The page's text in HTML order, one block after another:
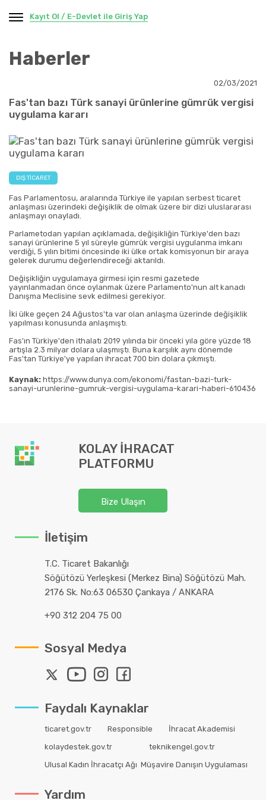
Kayıt Ol / E-Devlet ile Giriş Yap
Haberler
02/03/2021
Fas'tan bazı Türk sanayi ürünlerine gümrük vergisi
uygulama kararı
DIŞ TICARET
Fas Parlamentosu, aralarında Türkiye ile yapılan serbest ticaret
anlaşması üzerindeki değişiklik de olmak üzere bir dizi uluslararası
anlaşmayı onayladı.
Parlametodan yapılan açıklamada, değişikliğin Türkiye'den bazı
sanayi ürünlerine 5 yıl süreyle gümrük vergisi uygulanma imkanı
verdiği, 5 yılın bitimi öncesinde iki ülke ortak komisyonun bir araya
gelerek durumu değerlendireceği aktarıldı.
Değişikliğin uygulamaya girmesi için resmi gazetede
yayınlanmadan önce oylanmak üzere Parlamento'nun alt kanadı
Danışma Meclisine sevk edilmesi gerekiyor.
İki ülke geçen 24 Ağustos'ta var olan anlaşma üzerinde değişiklik
yapılması konusunda anlaşmıştı.
Fas'ın Türkiye'den ithalatı 2019 yılında bir önceki yıla göre yüzde 18
artışla 2.3 milyar dolara ulaşmıştı. Buna karşılık aynı dönemde
Fas'tan Türkiye'ye yapılan ihracat 700 bin dolara çıkmıştı.
Kaynak: https://www.dunya.com/ekonomi/fastan-bazi-turk-
sanayi-urunlerine-gumruk-vergisi-uygulama-karari-haberi-610436
KOLAY İHRACAT
PLATFORMU
Bize Ulaşın
İletişim
T.C. Ticaret Bakanlığı
Söğütözü Yerleşkesi (Merkez Bina) Söğütözü Mah.
2176 Sk. No:63 06530 Çankaya / ANKARA
+90 312 204 75 00
Sosyal Medya
Faydalı Kaynaklar
ticaret.gov.tr Responsible
İhracat Akademisi
kolaydestek.gov.tr
teknikengel.gov.tr
Ulusal Kadın İhracatçı Ağı Müşavire Danışın Uygulaması
Yardım